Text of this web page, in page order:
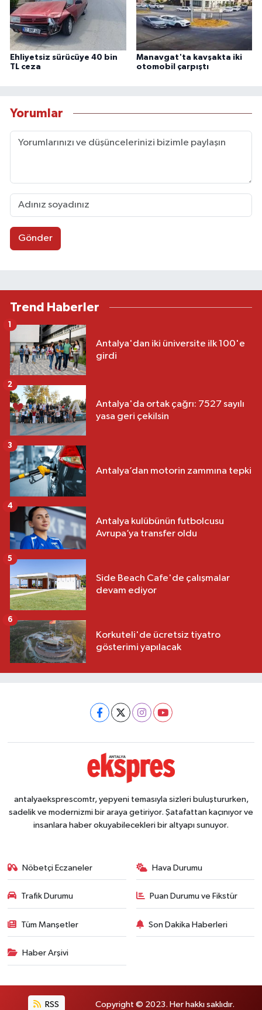
Ehliyetsiz sürücüye 40 bin
TL ceza
Manavgat'ta kavşakta iki
otomobil çarpıştı
Yorumlar
Gönder
Trend Haberler
Antalya'dan iki üniversite ilk 100'e
girdi
1
Antalya'da ortak çağrı: 7527 sayılı
yasa geri çekilsin
2
Antalya’dan motorin zammına tepki
3
Antalya kulübünün futbolcusu
Avrupa’ya transfer oldu
4
Side Beach Cafe'de çalışmalar
devam ediyor
5
Korkuteli'de ücretsiz tiyatro
gösterimi yapılacak
6
antalyaeksprescomtr, yepyeni temasıyla sizleri buluştururken,
sadelik ve modernizmi bir araya getiriyor. Şatafattan kaçınıyor ve
insanlara haber okuyabilecekleri bir altyapı sunuyor.
Nöbetçi Eczaneler Hava Durumu
Trafik Durumu Puan Durumu ve Fikstür
Tüm Manşetler Son Dakika Haberleri
Haber Arşivi
RSS Copyright © 2023. Her hakkı saklıdır.